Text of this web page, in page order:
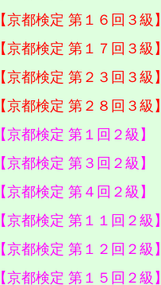
【京都検定 第１６回３級】
【京都検定 第１７回３級】
【京都検定 第２３回３級】
【京都検定 第２８回３級】
【京都検定 第１回２級】
【京都検定 第３回２級】
【京都検定 第４回２級】
【京都検定 第１１回２級】
【京都検定 第１２回２級】
【京都検定 第１５回２級】